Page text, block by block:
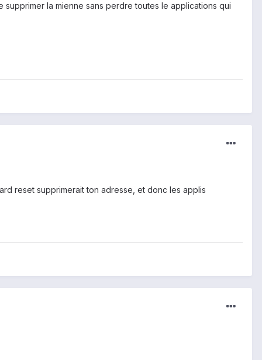
la mienne sans perdre toutes le applications qui
reset supprimerait ton adresse, et donc les applis